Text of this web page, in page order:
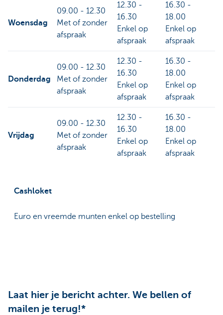
Woensdag
09.00 - 12.30
Met of zonder
afspraak
12.30 -
16.30
Enkel op
afspraak
16.30 -
18.00
Enkel op
afspraak
Donderdag
09.00 - 12.30
Met of zonder
afspraak
12.30 -
16.30
Enkel op
afspraak
16.30 -
18.00
Enkel op
afspraak
Vrijdag
09.00 - 12.30
Met of zonder
afspraak
12.30 -
16.30
Enkel op
afspraak
16.30 -
18.00
Enkel op
afspraak
Cashloket
Euro en vreemde munten enkel op bestelling
Laat hier je bericht achter. We bellen of
mailen je terug!*